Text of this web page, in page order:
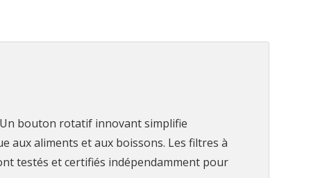
bouton rotatif innovant simplifie
aliments et aux boissons. Les filtres à
testés et certifiés indépendamment pour